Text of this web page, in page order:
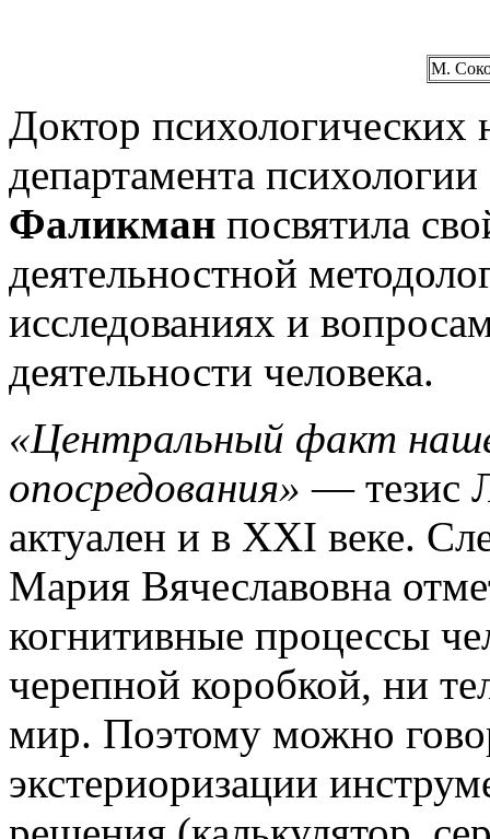
М.
Доктор психологических
департамента
Фаликман посвятила
деятельностной
исследованиях и
деятельности человека.
«Центральный факт
опосредования»— тезис
актуален и в XXI веке.
Мария Вячеславовна
когнитивные процессы
черепной коробкой, ни
мир. Поэтому можно
экстериоризации